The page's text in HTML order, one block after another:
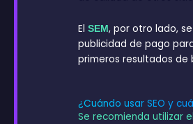
ElSEM, por otro lado,
publicidad de pago
primeros resultados de
¿Cuándo usar SEO y
Se recomienda utilizar